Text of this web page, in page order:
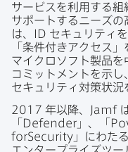
サービスを​利用する​組
サポートする​ニーズの​
は、
ID セキュリティ
「条件付きアクセス」
マイクロソフト製品
コミットメントを​示し
セキュリティ対策状況
2017 年以降、 Jamf
「 Defender 」、「
forSecurity 」に​わた
エンタープライズツー